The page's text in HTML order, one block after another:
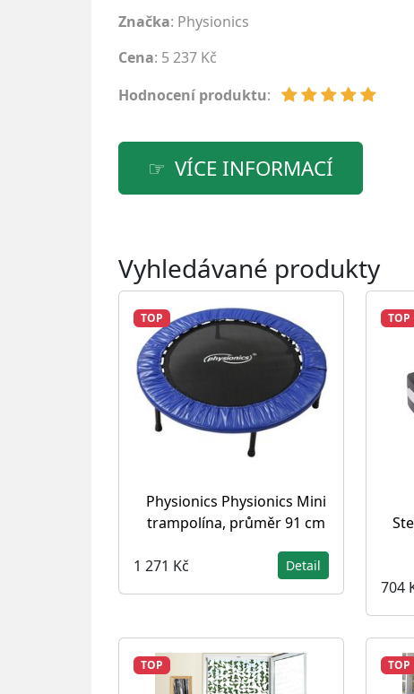
Značka: Physionics
Cena: 5 237 Kč
Hodnocení produktu:
VÍCE INFORMACÍ
Vyhledávané produkty
TOP
Physionics Physionics Mini
trampolína, průměr 91 cm
1 271 Kč Detail
TOP
704
TOP TOP